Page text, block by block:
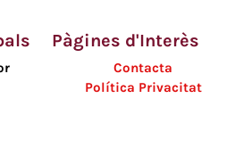
Pàgines d'Interès
Contacta
Política Privacitat